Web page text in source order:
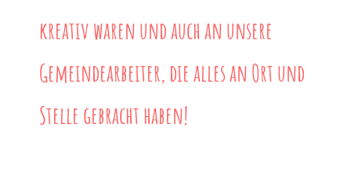
kreativ waren und auch an unsere
Gemeindearbeiter, die alles an Ort und
Stelle gebracht haben!